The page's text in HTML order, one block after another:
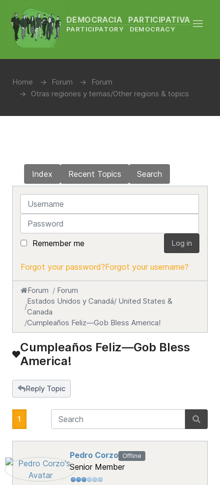
DEMOCRACIA PARTICIPATIVA
PARTICIPATORY DEMOCRACY
Home Forum
Forum
Otras regiones y temas/Other regions & topics
Index Recent Topics Search
Username
Password
Remember me Log in
Forgot your password?Forgot your username?
Forum
Forum
Estados Unidos y Canadá/ United States &
Canada
Cumpleaños Feliz—Gob Bless America!
Cumpleaños Feliz—Gob Bless
America!
Reply Topic
1
Pedro Corzo Offline
Senior Member